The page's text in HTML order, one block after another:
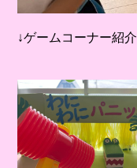
↓ゲームコーナー紹介